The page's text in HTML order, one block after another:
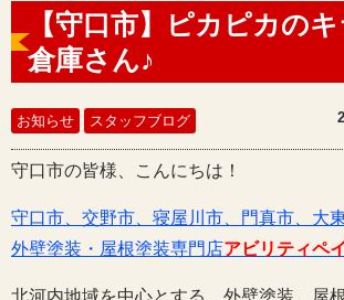
【守口市】ピカピカの
倉庫さん♪
お知らせ スタッフブログ
守口市の皆様、こんにちは！
守口市、交野市、寝屋川市、門真市、大
外壁塗装・屋根塗装専門店アビリティペ
北河内地域を中心とする、外壁塗装、屋